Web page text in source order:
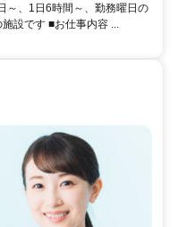
～、1日6時間～、勤務曜日の
設です ■お仕事内容 ...